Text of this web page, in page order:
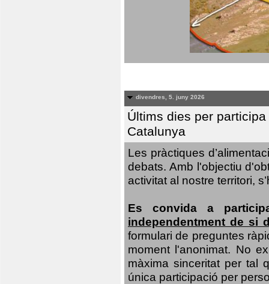
divendres, 5. juny 2026
Últims dies per
Catalunya
Les pràctiques
debats. Amb l'objectiu
activitat al nostre territori,
Es convida a
independentment de si
formulari de preguntes
moment l'anonimat. No
màxima sinceritat per tal
única participació per